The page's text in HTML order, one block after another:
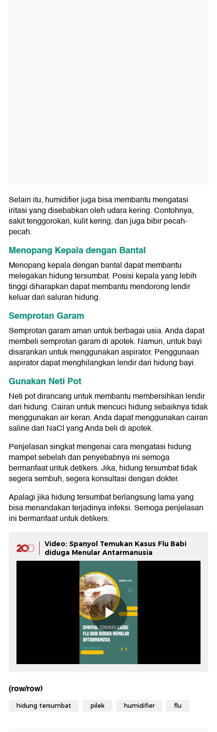
Selain itu, humidifier juga bisa membantu mengatasi
iritasi yang disebabkan oleh udara kering. Contohnya,
sakit tenggorokan, kulit kering, dan juga bibir pecah-
pecah.
Menopang Kepala dengan Bantal
Menopang kepala dengan bantal dapat membantu
melegakan hidung tersumbat. Posisi kepala yang lebih
tinggi diharapkan dapat membantu mendorong lendir
keluar dari saluran hidung.
Semprotan Garam
Semprotan garam aman untuk berbagai usia. Anda dapat
membeli semprotan garam di apotek. Namun, untuk bayi
disarankan untuk menggunakan aspirator. Penggunaan
aspirator dapat menghilangkan lendir dari hidung bayi.
Gunakan Neti Pot
Neti pot dirancang untuk membantu membersihkan lendir
dari hidung. Cairan untuk mencuci hidung sebaiknya tidak
menggunakan air keran. Anda dapat menggunakan cairan
saline dari NaCl yang Anda beli di apotek.
Penjelasan singkat mengenai cara mengatasi hidung
mampet sebelah dan penyebabnya ini semoga
bermanfaat untuk detikers. Jika, hidung tersumbat tidak
segera sembuh, segera konsultasi dengan dokter.
Apalagi jika hidung tersumbat berlangsung lama yang
bisa menandakan terjadinya infeksi. Semoga penjelasan
ini bermanfaat untuk detikers.
Video: Spanyol Temukan Kasus Flu Babi
diduga Menular Antarmanusia
(row/row)
hidung tersumbat pilek humidifier flu